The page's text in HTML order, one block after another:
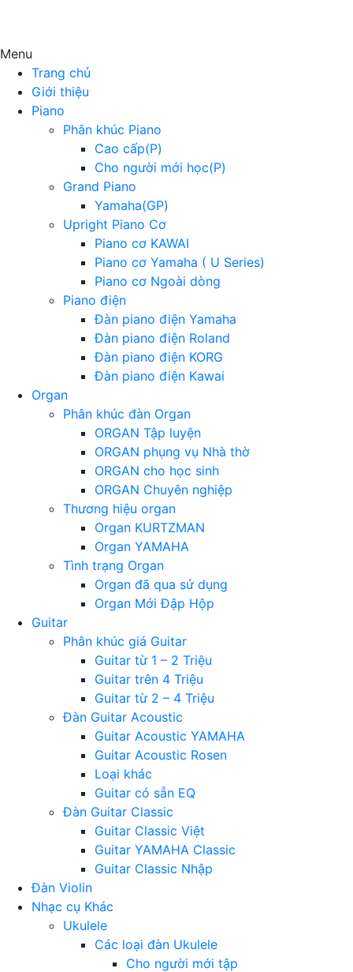
Menu
Trang chủ
Giới thiệu
Piano
Phân khúc Piano
Cao cấp(P)
Cho người mới học(P)
Grand Piano
Yamaha(GP)
Upright Piano Cơ
Piano cơ KAWAI
Piano cơ Yamaha ( U Series)
Piano cơ Ngoài dòng
Piano điện
Đàn piano điện Yamaha
Đàn piano điện Roland
Đàn piano điện KORG
Đàn piano điện Kawai
Organ
Phân khúc đàn Organ
ORGAN Tập luyện
ORGAN phụng vụ Nhà thờ
ORGAN cho học sinh
ORGAN Chuyên nghiệp
Thương hiệu organ
Organ KURTZMAN
Organ YAMAHA
Tình trạng Organ
Organ đã qua sử dụng
Organ Mới Đập Hộp
Guitar
Phân khúc giá Guitar
Guitar từ 1 – 2 Triệu
Guitar trên 4 Triệu
Guitar từ 2 – 4 Triệu
Đàn Guitar Acoustic
Guitar Acoustic YAMAHA
Guitar Acoustic Rosen
Loại khác
Guitar có sẵn EQ
Đàn Guitar Classic
Guitar Classic Việt
Guitar YAMAHA Classic
Guitar Classic Nhập
Đàn Violin
Nhạc cụ Khác
Ukulele
Các loại đàn Ukulele
Cho người mới tập